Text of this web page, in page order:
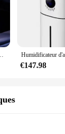
pour documents, pour voyage
€147.98